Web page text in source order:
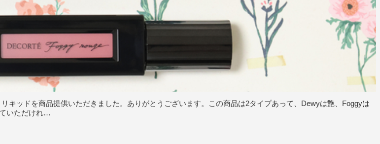
キッドを商品提供いただきました。ありがとうございます。この商品は2タイプあって、Dewyは艶、Foggyは
いただけれ…